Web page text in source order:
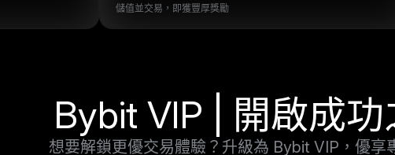
儲值並交易，即獲豐厚獎勵
Bybit VIP | 開啟成功
想要解鎖更優交易體驗？升級為 Bybit VIP，優享